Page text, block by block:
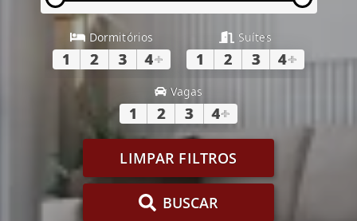
Dormitórios
1 2 3 4+
Suítes
1 2 3 4+
Vagas
1 2 3 4+
LIMPAR FILTROS
BUSCAR